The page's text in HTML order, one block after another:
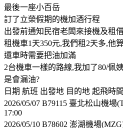
最後一座小百岳
訂了立榮假期的機加酒行程
出發前通知民宿老闆來接機及租
租機車1天350元,我們租2天多,他
還車時需要把油加滿
2台機車一樣的路線,我加了80/佩
是會漏油?
日期 航班 出發地 目的地 起飛時
2026/05/07 B7­9115 臺北松山機場
17:00
2026/05/10 B7­8602 澎湖機場